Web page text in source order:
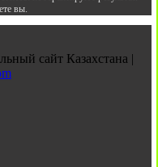
вы.
сайт Казахстана |